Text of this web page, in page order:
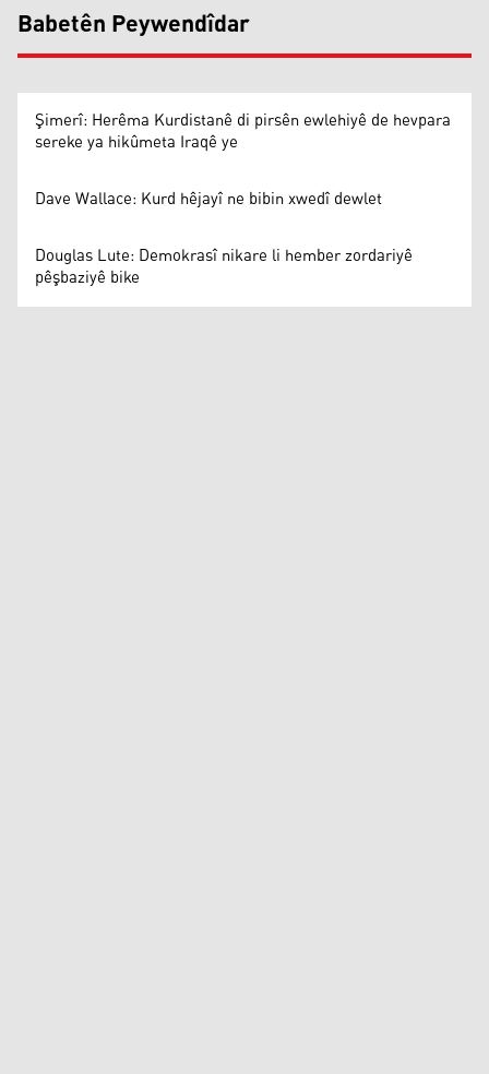
Babetên Peywendîdar
Şimerî: Herêma Kurdistanê di pirsên ewlehiyê de hevpara
sereke ya hikûmeta Iraqê ye
Dave Wallace: Kurd hêjayî ne bibin xwedî dewlet
Douglas Lute: Demokrasî nikare li hember zordariyê
pêşbaziyê bike